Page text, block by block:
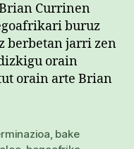
Currinen
buruz
berbetan jarri zen
orain
orain arte Brian
, bake